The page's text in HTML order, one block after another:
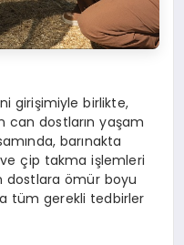
girişimiyle birlikte,
can dostların yaşam
barınakta
ve çip takma işlemleri
dostlara ömür boyu
tüm gerekli tedbirler